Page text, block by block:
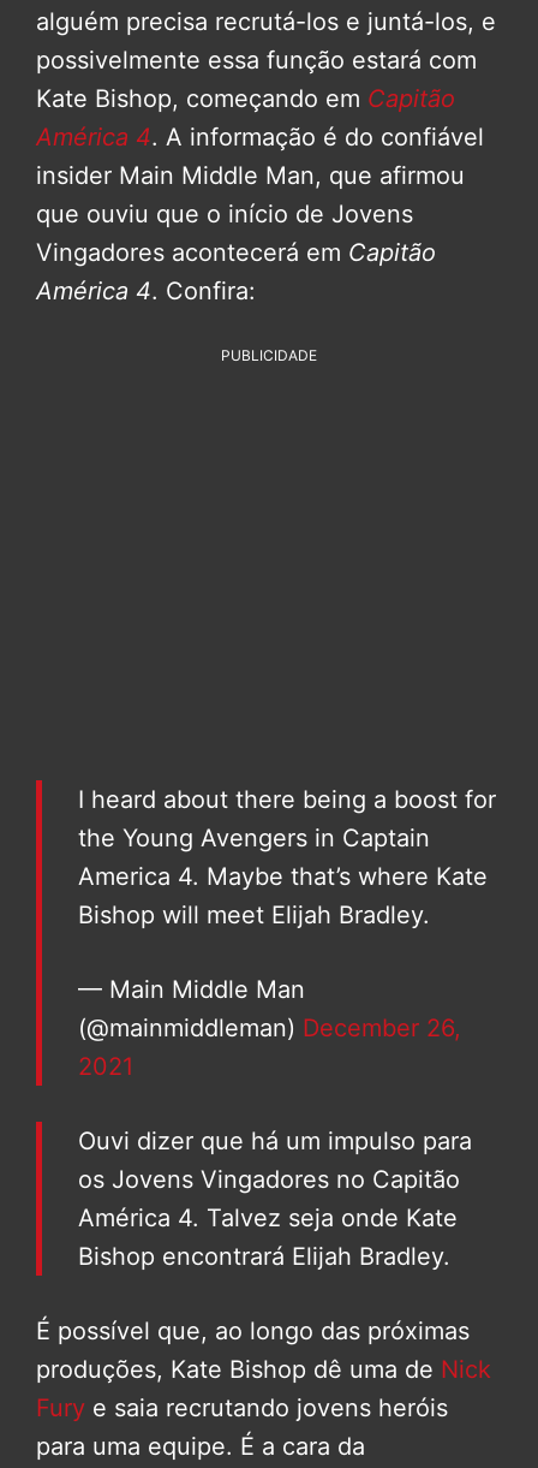
alguém precisa recrutá-los e juntá-los, e
possivelmente essa função estará com
Kate Bishop, começando em Capitão
América 4. A informação é do confiável
insider Main Middle Man, que afirmou
que ouviu que o início de Jovens
Vingadores acontecerá em Capitão
América 4. Confira:
PUBLICIDADE
I heard about there being a boost for
the Young Avengers in Captain
America 4. Maybe that’s where Kate
Bishop will meet Elijah Bradley.
— Main Middle Man
(@mainmiddleman) December 26,
2021
Ouvi dizer que há um impulso para
os Jovens Vingadores no Capitão
América 4. Talvez seja onde Kate
Bishop encontrará Elijah Bradley.
É possível que, ao longo das próximas
produções, Kate Bishop dê uma de Nick
Fury e saia recrutando jovens heróis
para uma equipe. É a cara da